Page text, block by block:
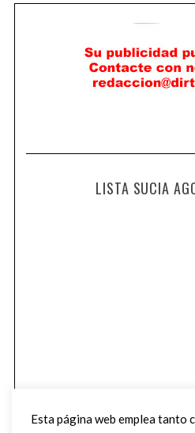
LISTA SUCIA
Esta página web emplea tanto